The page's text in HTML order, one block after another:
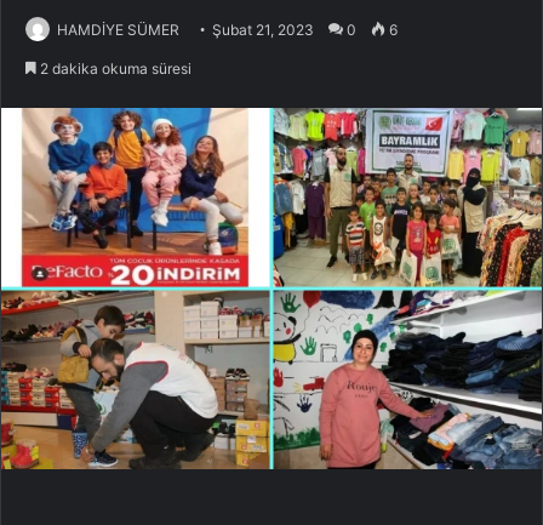
HAMDİYE SÜMER Şubat 21, 2023 0 6
2 dakika okuma süresi